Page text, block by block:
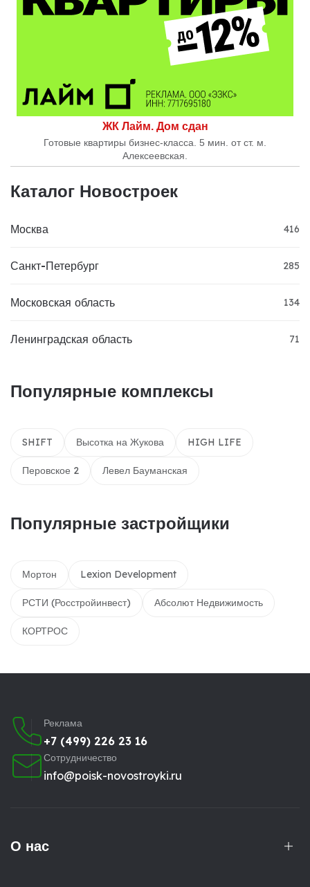
ЖК Лайм. Дом сдан
Готовые квартиры бизнес-класса. 5 мин. от ст. м.
Алексеевская.
Каталог Новостроек
Москва 416
Санкт-Петербург 285
Московская область 134
Ленинградская область 71
Популярные комплексы
SHIFT Высотка на Жукова HIGH LIFE
Перовское 2 Левел Бауманская
Популярные застройщики
Мортон Lexion Development
РСТИ (Росстройинвест) Абсолют Недвижимость
КОРТРОС
Реклама
+7 (499) 226 23 16
Сотрудничество
info@poisk-novostroyki.ru
О нас